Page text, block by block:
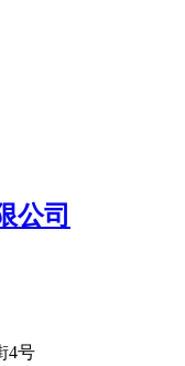
公司
4号